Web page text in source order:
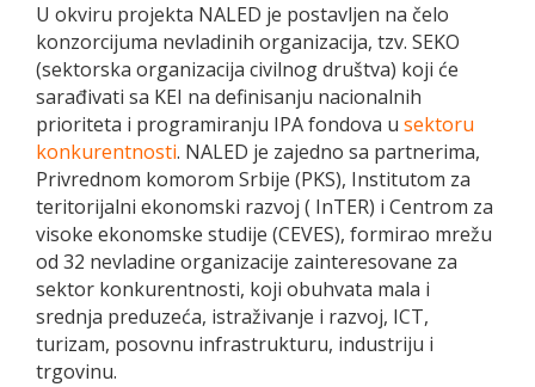
U okviru projekta NALED je postavljen na čelo
konzorcijuma nevladinih organizacija, tzv. SEKO
(sektorska organizacija civilnog društva) koji će
sarađivati sa KEI na definisanju nacionalnih
prioriteta i programiranju IPA fondova u sektoru
konkurentnosti. NALED je zajedno sa partnerima,
Privrednom komorom Srbije (PKS), Institutom za
teritorijalni ekonomski razvoj ( InTER) i Centrom za
visoke ekonomske studije (CEVES), formirao mrežu
od 32 nevladine organizacije zainteresovane za
sektor konkurentnosti, koji obuhvata mala i
srednja preduzeća, istraživanje i razvoj, ICT,
turizam, posovnu infrastrukturu, industriju i
trgovinu.